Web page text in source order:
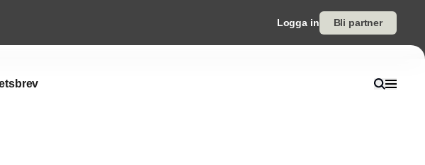
Logga in Bli partner